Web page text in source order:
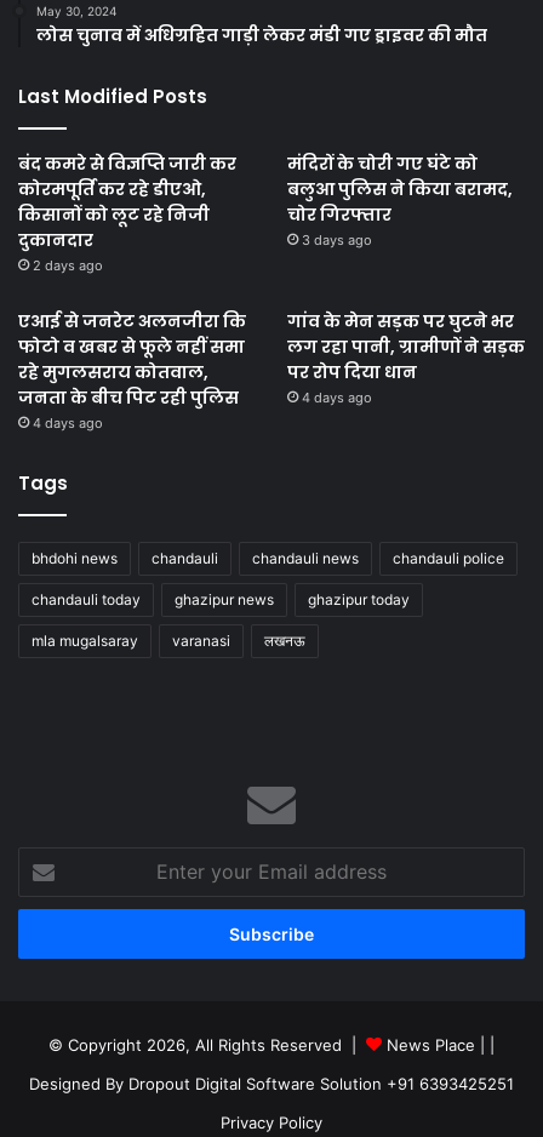
May 30, 2024
लोस चुनाव में अधिग्रहित गाड़ी लेकर मंडी गए ड्राइवर की मौत
Last Modified Posts
बंद कमरे से विज्ञप्ति जारी कर
कोरमपूर्ति कर रहे डीएओ,
किसानों को लूट रहे निजी
दुकानदार
2 days ago
मंदिरों के चोरी गए घंटे को
बलुआ पुलिस ने किया बरामद,
चोर गिरफ्तार
3 days ago
एआई से जनरेट अलनजीरा कि
फोटो व खबर से फूले नहीं समा
रहे मुगलसराय कोतवाल,
जनता के बीच पिट रही पुलिस
4 days ago
गांव के मेन सड़क पर घुटने भर
लग रहा पानी, ग्रामीणों ने सड़क
पर रोप दिया धान
4 days ago
Tags
bhdohi news chandauli chandauli news chandauli police
chandauli today ghazipur news ghazipur today
mla mugalsaray varanasi लखनऊ
your
Email
© Copyright 2026, All Rights Reserved | News Place |
Designed By Dropout Digital Software Solution +91 6393425251
Privacy Policy